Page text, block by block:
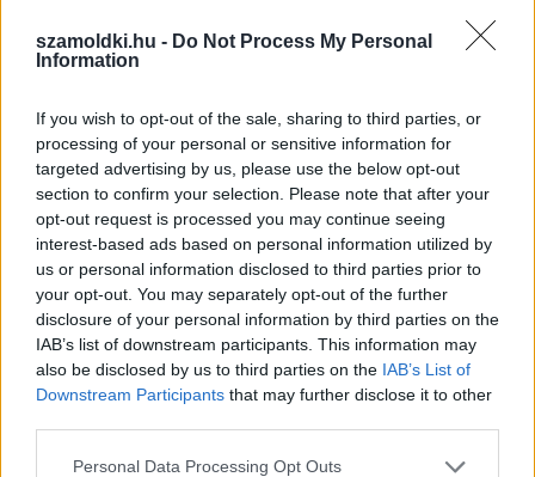
szamoldki.hu - Do Not Process My Personal
Information
If you wish to opt-out of the sale, sharing to third parties, or
processing of your personal or sensitive information for
targeted advertising by us, please use the below opt-out
section to confirm your selection. Please note that after your
opt-out request is processed you may continue seeing
interest-based ads based on personal information utilized by
us or personal information disclosed to third parties prior to
your opt-out. You may separately opt-out of the further
disclosure of your personal information by third parties on the
IAB’s list of downstream participants. This information may
also be disclosed by us to third parties on the IAB’s List of
Downstream Participants that may further disclose it to other
Please note that this website/app uses one or more Google
Personal Data Processing Opt Outs
Hányasra tudnál felelni a 7. osztályos kémia tantárgyból?
KISZÁMOLOM!